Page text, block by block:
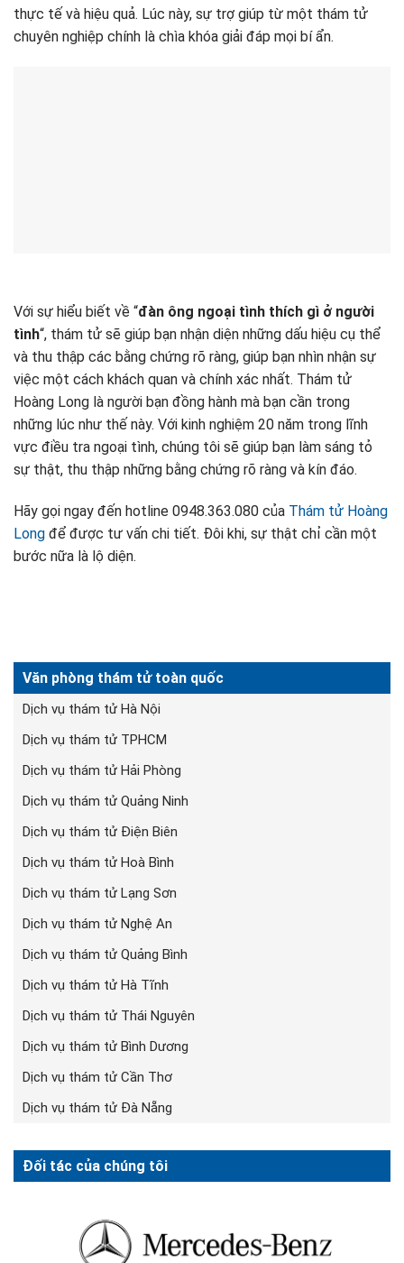
Văn phòng thám tử toàn quốc
Dịch vụ thám tử Hà Nội
Dịch vụ thám tử TPHCM
Dịch vụ thám tử Hải Phòng
Dịch vụ thám tử Quảng Ninh
Dịch vụ thám tử Điện Biên
Dịch vụ thám tử Hoà Bình
Dịch vụ thám tử Lạng Sơn
Dịch vụ thám tử Nghệ An
Dịch vụ thám tử Quảng Bình
Dịch vụ thám tử Hà Tĩnh
Dịch vụ thám tử Thái Nguyên
Dịch vụ thám tử Bình Dương
Dịch vụ thám tử Cần Thơ
Dịch vụ thám tử Đà Nẵng
Đối tác của chúng tôi
thực tế và hiệu quả. Lúc này, sự trợ giúp từ một thám tử
chuyên nghiệp chính là chìa khóa giải đáp mọi bí ẩn.
Với sự hiểu biết về “đàn ông ngoại tình thích gì ở người
tình“, thám tử sẽ giúp bạn nhận diện những dấu hiệu cụ thể
và thu thập các bằng chứng rõ ràng, giúp bạn nhìn nhận sự
việc một cách khách quan và chính xác nhất. Thám tử
Hoàng Long là người bạn đồng hành mà bạn cần trong
những lúc như thế này. Với kinh nghiệm 20 năm trong lĩnh
vực điều tra ngoại tình, chúng tôi sẽ giúp bạn làm sáng tỏ
sự thật, thu thập những bằng chứng rõ ràng và kín đáo.
Hãy gọi ngay đến hotline 0948.363.080 của Thám tử Hoàng
Long để được tư vấn chi tiết. Đôi khi, sự thật chỉ cần một
bước nữa là lộ diện.